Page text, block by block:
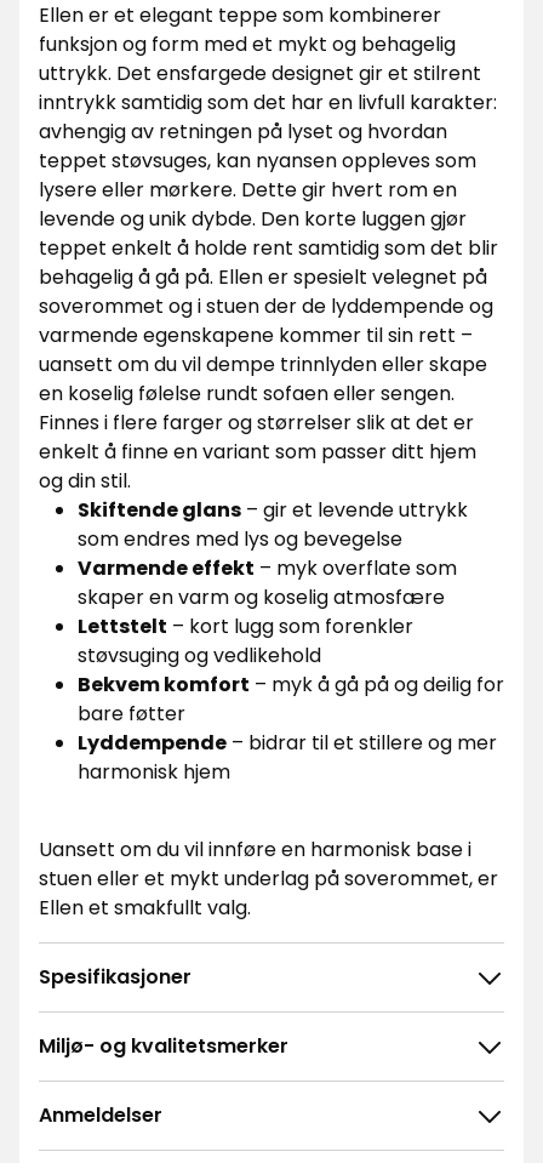
Ellen er et elegant teppe som kombinerer
funksjon og form med et mykt og behagelig
uttrykk. Det ensfargede designet gir et stilrent
inntrykk samtidig som det har en livfull karakter:
avhengig av retningen på lyset og hvordan
teppet støvsuges, kan nyansen oppleves som
lysere eller mørkere. Dette gir hvert rom en
levende og unik dybde. Den korte luggen gjør
teppet enkelt å holde rent samtidig som det blir
behagelig å gå på. Ellen er spesielt velegnet på
soverommet og i stuen der de lyddempende og
varmende egenskapene kommer til sin rett –
uansett om du vil dempe trinnlyden eller skape
en koselig følelse rundt sofaen eller sengen.
Finnes i flere farger og størrelser slik at det er
enkelt å finne en variant som passer ditt hjem
og din stil.
Skiftende glans – gir et levende uttrykk
som endres med lys og bevegelse
Varmende effekt – myk overflate som
skaper en varm og koselig atmosfære
Lettstelt – kort lugg som forenkler
støvsuging og vedlikehold
Bekvem komfort – myk å gå på og deilig for
bare føtter
Lyddempende – bidrar til et stillere og mer
harmonisk hjem
Uansett om du vil innføre en harmonisk base i
stuen eller et mykt underlag på soverommet, er
Ellen et smakfullt valg.
Spesifikasjoner
Miljø- og kvalitetsmerker
Anmeldelser